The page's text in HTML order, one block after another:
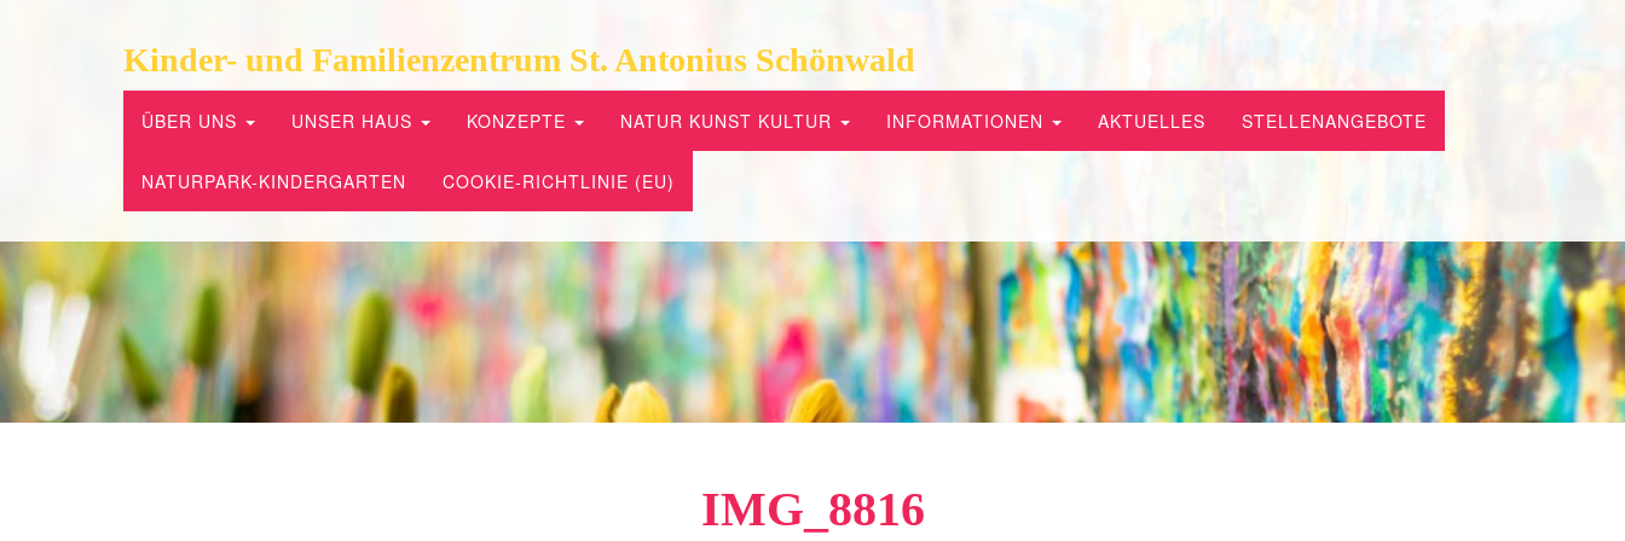
Kinder- und Familienzentrum St. Antonius Schönwald
ÜBER UNS UNSER HAUS KONZEPTE NATUR KUNST KULTUR INFORMATIONEN AKTUELLES STELLENANGEBOTE
NATURPARK-KINDERGARTEN COOKIE-RICHTLINIE (EU)
IMG_8816